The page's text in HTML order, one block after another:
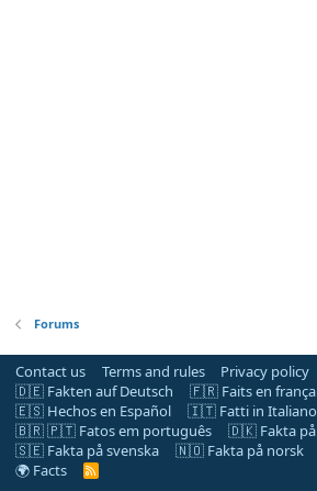
Forums
Contact us Terms and rules Privacy policy
🇩🇪 Fakten auf Deutsch
🇫🇷 Faits en
🇪🇸 Hechos en Español
🇮🇹 Fatti in Italiano
🇧🇷 🇵🇹 Fatos em português
🇩🇰 Fakta på
🇸🇪 Fakta på svenska
🇳🇴 Fakta på norsk
🌍 Facts
R